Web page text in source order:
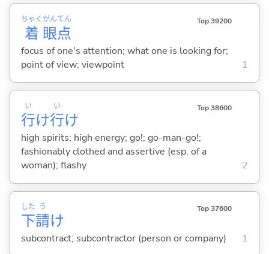
着
ちゃく
眼
がん
点
てん Top 39200
focus of one's attention; what one is looking for;
point of view; viewpoint
1
行
い
け行
い
け
Top 38600
high spirits; high energy; go!; go-man-go!;
fashionably clothed and assertive (esp. of a
woman); flashy
2
下
した
請
う
け
Top 37600
subcontract; subcontractor (person or company) 1